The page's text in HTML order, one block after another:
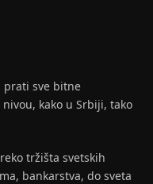
prati sve bitne
kako u Srbiji, tako
tržišta svetskih
bankarstva, do sveta